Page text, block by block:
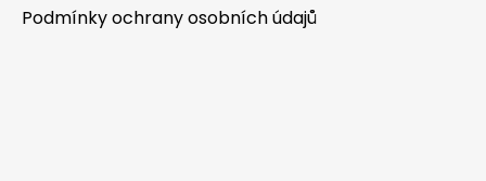
Podmínky ochrany osobních údajů